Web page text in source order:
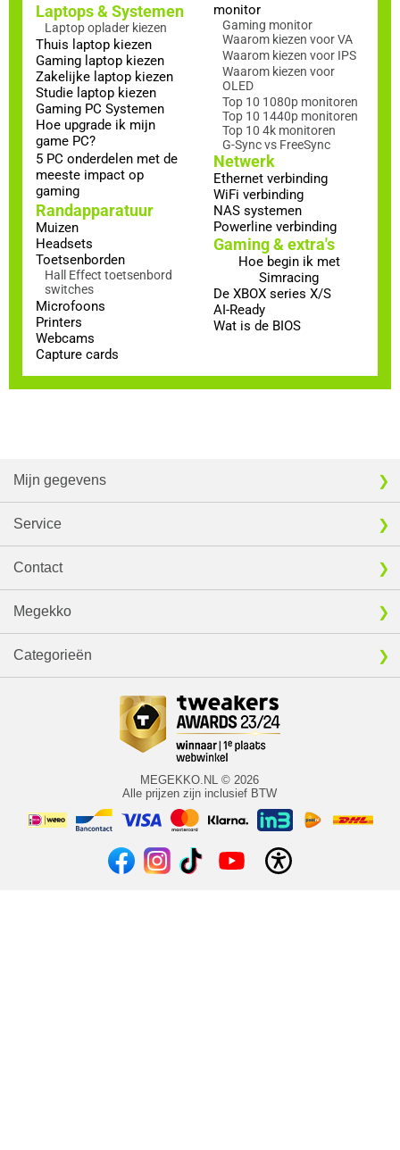
Laptops & Systemen
Laptop oplader kiezen
Thuis laptop kiezen
Gaming laptop kiezen
Zakelijke laptop kiezen
Studie laptop kiezen
Gaming PC Systemen
Hoe upgrade ik mijn
game PC?
5 PC onderdelen met de
meeste impact op
gaming
Randapparatuur
Muizen
Headsets
Toetsenborden
Hall Effect toetsenbord
switches
Microfoons
Printers
Webcams
Capture cards
monitor
Gaming monitor
Waarom kiezen voor VA
Waarom kiezen voor IPS
Waarom kiezen voor
OLED
Top 10 1080p monitoren
Top 10 1440p monitoren
Top 10 4k monitoren
G-Sync vs FreeSync
Netwerk
Ethernet verbinding
WiFi verbinding
NAS systemen
Powerline verbinding
Gaming & extra's
Hoe begin ik met
Simracing
De XBOX series X/S
AI-Ready
Wat is de BIOS
Mijn gegevens
Service
Contact
Megekko
Categorieën
MEGEKKO.NL © 2026
Alle prijzen zijn inclusief BTW